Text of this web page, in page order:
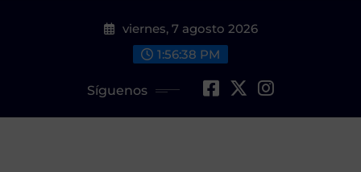
viernes, 7 agosto 2026
1:56:39 PM
Síguenos